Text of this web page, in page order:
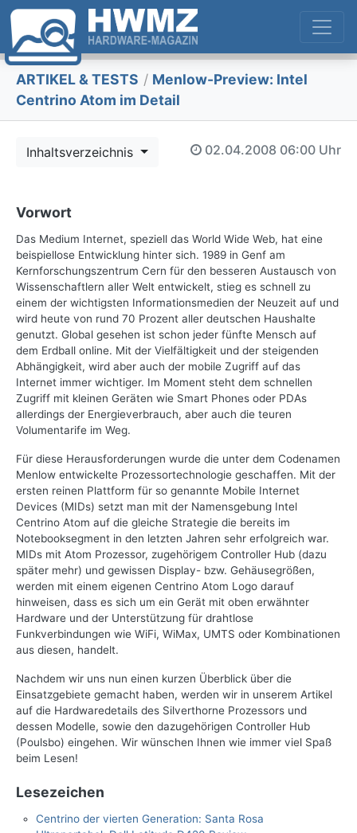
ARTIKEL & TESTS / Menlow-Preview: Intel
Centrino Atom im Detail
Inhaltsverzeichnis 02.04.2008 06:00 Uhr
Vorwort
Das Medium Internet, speziell das World Wide Web, hat eine
beispiellose Entwicklung hinter sich. 1989 in Genf am
Kernforschungszentrum Cern für den besseren Austausch von
Wissenschaftlern aller Welt entwickelt, stieg es schnell zu
einem der wichtigsten Informationsmedien der Neuzeit auf und
wird heute von rund 70 Prozent aller deutschen Haushalte
genutzt. Global gesehen ist schon jeder fünfte Mensch auf
dem Erdball online. Mit der Vielfältigkeit und der steigenden
Abhängigkeit, wird aber auch der mobile Zugriff auf das
Internet immer wichtiger. Im Moment steht dem schnellen
Zugriff mit kleinen Geräten wie Smart Phones oder PDAs
allerdings der Energieverbrauch, aber auch die teuren
Volumentarife im Weg.
Für diese Herausforderungen wurde die unter dem Codenamen
Menlow entwickelte Prozessortechnologie geschaffen. Mit der
ersten reinen Plattform für so genannte Mobile Internet
Devices (MIDs) setzt man mit der Namensgebung Intel
Centrino Atom auf die gleiche Strategie die bereits im
Notebooksegment in den letzten Jahren sehr erfolgreich war.
MIDs mit Atom Prozessor, zugehörigem Controller Hub (dazu
später mehr) und gewissen Display- bzw. Gehäusegrößen,
werden mit einem eigenen Centrino Atom Logo darauf
hinweisen, dass es sich um ein Gerät mit oben erwähnter
Hardware und der Unterstützung für drahtlose
Funkverbindungen wie WiFi, WiMax, UMTS oder Kombinationen
aus diesen, handelt.
Nachdem wir uns nun einen kurzen Überblick über die
Einsatzgebiete gemacht haben, werden wir in unserem Artikel
auf die Hardwaredetails des Silverthorne Prozessors und
dessen Modelle, sowie den dazugehörigen Controller Hub
(Poulsbo) eingehen. Wir wünschen Ihnen wie immer viel Spaß
beim Lesen!
Lesezeichen
Centrino der vierten Generation: Santa Rosa